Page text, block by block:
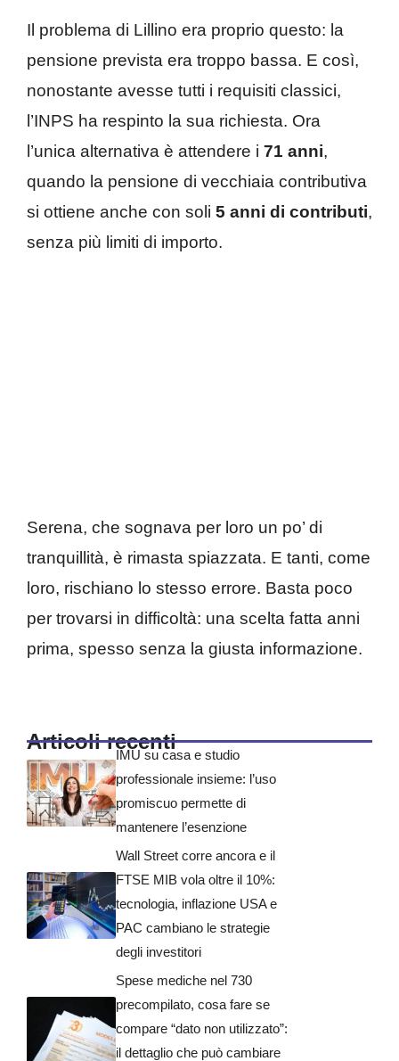
Il problema di Lillino era proprio questo: la
pensione prevista era troppo bassa. E così,
nonostante avesse tutti i requisiti classici,
l’INPS ha respinto la sua richiesta. Ora
l’unica alternativa è attendere i 71 anni,
quando la pensione di vecchiaia contributiva
si ottiene anche con soli 5 anni di contributi,
senza più limiti di importo.
Serena, che sognava per loro un po’ di
tranquillità, è rimasta spiazzata. E tanti, come
loro, rischiano lo stesso errore. Basta poco
per trovarsi in difficoltà: una scelta fatta anni
prima, spesso senza la giusta informazione.
Articoli recenti
IMU su casa e studio
professionale insieme: l’uso
promiscuo permette di
mantenere l’esenzione
Wall Street corre ancora e il
FTSE MIB vola oltre il 10%:
tecnologia, inflazione USA e
PAC cambiano le strategie
degli investitori
Spese mediche nel 730
precompilato, cosa fare se
compare “dato non utilizzato”:
il dettaglio che può cambiare